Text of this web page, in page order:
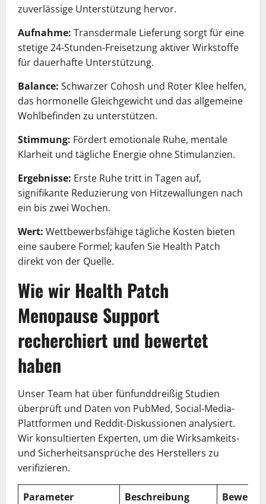
zuverlässige Unterstützung hervor.
Aufnahme: Transdermale Lieferung sorgt für eine
stetige 24-Stunden-Freisetzung aktiver Wirkstoffe
für dauerhafte Unterstützung.
Balance: Schwarzer Cohosh und Roter Klee helfen,
das hormonelle Gleichgewicht und das allgemeine
Wohlbefinden zu unterstützen.
Stimmung: Fördert emotionale Ruhe, mentale
Klarheit und tägliche Energie ohne Stimulanzien.
Ergebnisse: Erste Ruhe tritt in Tagen auf,
signifikante Reduzierung von Hitzewallungen nach
ein bis zwei Wochen.
Wert: Wettbewerbsfähige tägliche Kosten bieten
eine saubere Formel; kaufen Sie Health Patch
direkt von der Quelle.
Wie wir Health Patch
Menopause Support
recherchiert und bewertet
haben
Unser Team hat über fünfunddreißig Studien
überprüft und Daten von PubMed, Social-Media-
Plattformen und Reddit-Diskussionen analysiert.
Wir konsultierten Experten, um die Wirksamkeits-
und Sicherheitsansprüche des Herstellers zu
verifizieren.
Parameter Beschreibung